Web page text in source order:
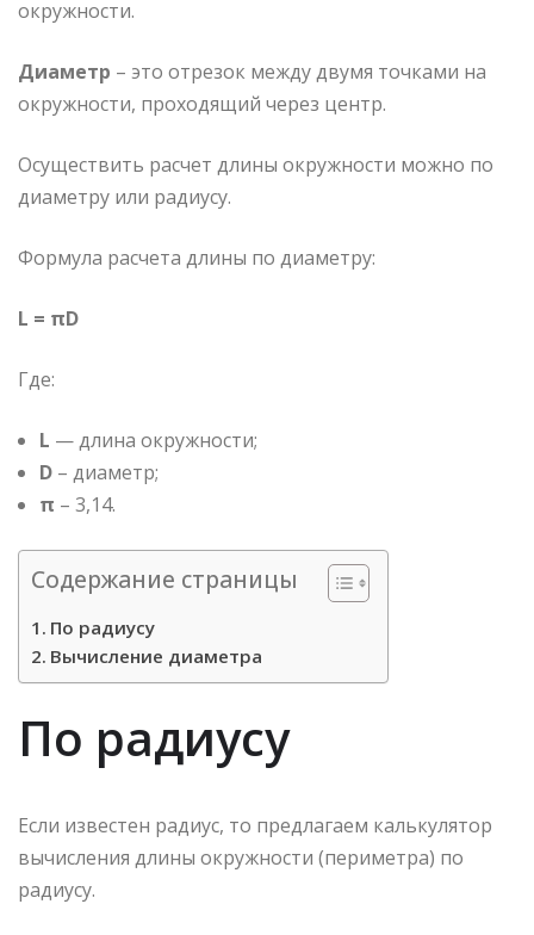
окружности.
Диаметр – это отрезок между двумя точками на
окружности, проходящий через центр.
Осуществить расчет длины окружности можно по
диаметру или радиусу.
Формула расчета длины по диаметру:
L = πD
Где:
L — длина окружности;
D – диаметр;
π – 3,14.
Содержание страницы
По радиусу
Вычисление диаметра
По радиусу
Если известен радиус, то предлагаем калькулятор
вычисления длины окружности (периметра) по
радиусу.